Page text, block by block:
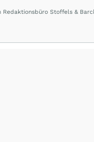
Redaktionsbüro Stoffels &
renommierter Banken und